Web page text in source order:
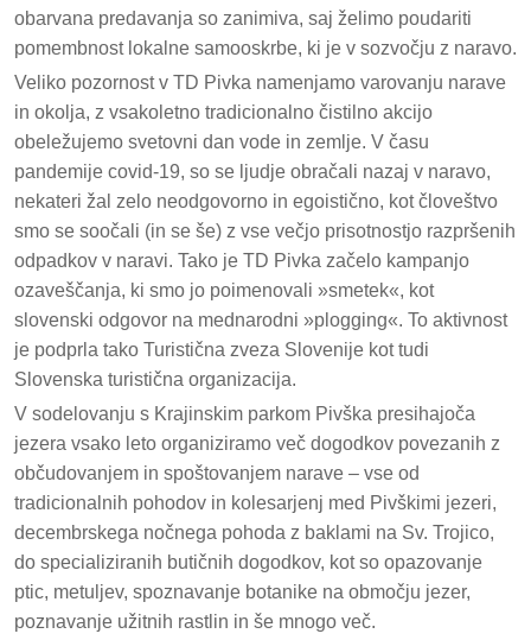
obarvana predavanja so zanimiva, saj želimo poudariti
pomembnost lokalne samooskrbe, ki je v sozvočju z naravo.
Veliko pozornost v TD Pivka namenjamo varovanju narave
in okolja, z vsakoletno tradicionalno čistilno akcijo
obeležujemo svetovni dan vode in zemlje. V času
pandemije covid-19, so se ljudje obračali nazaj v naravo,
nekateri žal zelo neodgovorno in egoistično, kot človeštvo
smo se soočali (in se še) z vse večjo prisotnostjo razpršenih
odpadkov v naravi. Tako je TD Pivka začelo kampanjo
ozaveščanja, ki smo jo poimenovali »smetek«, kot
slovenski odgovor na mednarodni »plogging«. To aktivnost
je podprla tako Turistična zveza Slovenije kot tudi
Slovenska turistična organizacija.
V sodelovanju s Krajinskim parkom Pivška presihajoča
jezera vsako leto organiziramo več dogodkov povezanih z
občudovanjem in spoštovanjem narave – vse od
tradicionalnih pohodov in kolesarjenj med Pivškimi jezeri,
decembrskega nočnega pohoda z baklami na Sv. Trojico,
do specializiranih butičnih dogodkov, kot so opazovanje
ptic, metuljev, spoznavanje botanike na območju jezer,
poznavanje užitnih rastlin in še mnogo več.